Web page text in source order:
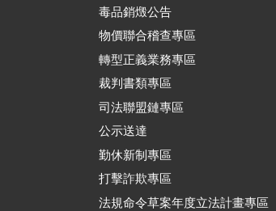
毒品銷燬公告
物價聯合稽查專區
轉型正義業務專區
裁判書類專區
司法聯盟鏈專區
公示送達
勤休新制專區
打擊詐欺專區
法規命令草案年度立法計畫專區